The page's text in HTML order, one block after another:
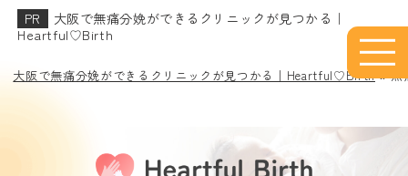
大阪で無痛分娩ができるクリニックが見つかる｜
Heartful♡Birth
大阪で無痛分娩ができるクリニックが見つかる｜Heartful♡Birth»無